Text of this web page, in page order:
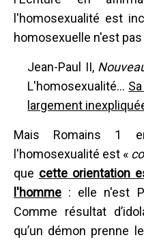
l'homosexualité est
homosexuelle n'est
Jean-Paul II,
L'homosexualité...
largement
Mais Romains 1
l'homosexualité est «
que cette orientation
l'homme : elle n'est
Comme résultat
qu’un démon prenne